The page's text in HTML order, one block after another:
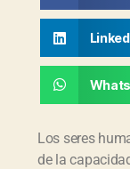
Los seres
de la